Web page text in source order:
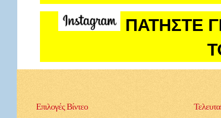
ΠΑΤΗΣΤΕ
ΕπιλογέςΒίντεο